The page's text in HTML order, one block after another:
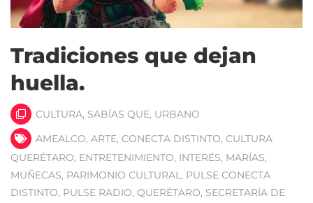
Tradiciones que dejan
huella.
CULTURA, SABÍAS QUE, URBANO
AMEALCO, ARTE, CONECTA DISTINTO, CULTURA
QUERÉTARO, ENTRETENIMIENTO, INTERÉS, MARÍAS,
MUÑECAS, PARIMONIO CULTURAL, PULSE CONECTA
DISTINTO, PULSE RADIO, QUERÉTARO, SECRETARÍA DE